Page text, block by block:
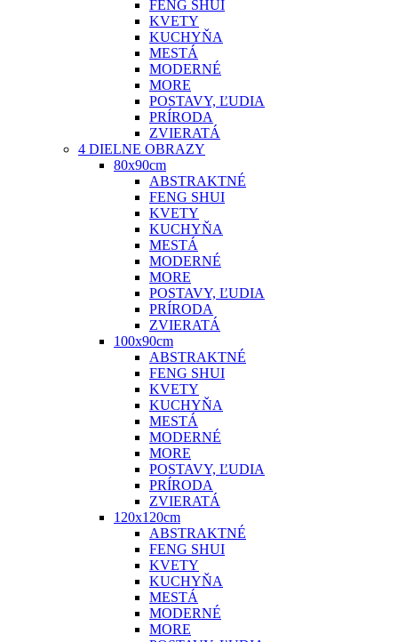
FENG SHUI
KVETY
KUCHYŇA
MESTÁ
MODERNÉ
MORE
POSTAVY, ĽUDIA
PRÍRODA
ZVIERATÁ
4 DIELNE OBRAZY
80x90cm
ABSTRAKTNÉ
FENG SHUI
KVETY
KUCHYŇA
MESTÁ
MODERNÉ
MORE
POSTAVY, ĽUDIA
PRÍRODA
ZVIERATÁ
100x90cm
ABSTRAKTNÉ
FENG SHUI
KVETY
KUCHYŇA
MESTÁ
MODERNÉ
MORE
POSTAVY, ĽUDIA
PRÍRODA
ZVIERATÁ
120x120cm
ABSTRAKTNÉ
FENG SHUI
KVETY
KUCHYŇA
MESTÁ
MODERNÉ
MORE